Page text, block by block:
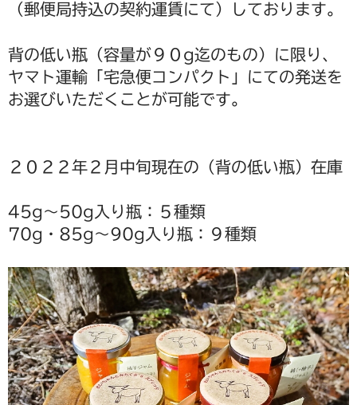
贈り物に
谷川農園産野菜のチャツネ
ピクルス
野菜セットご注文の前に必ずお読みください
野菜セットの包装・梱包について
送料込みパック
書籍
陶磁器
豆皿
po-to-bo
（郵便局持込の契約運賃にて）しております。
背の低い瓶（容量が９０g迄のもの）に限り、
ヤマト運輸「宅急便コンパクト」にての発送を
お選びいただくことが可能です。
２０２２年２月中旬現在の（背の低い瓶）在庫
45g～50g入り瓶：５種類
70g・85g～90g入り瓶：９種類